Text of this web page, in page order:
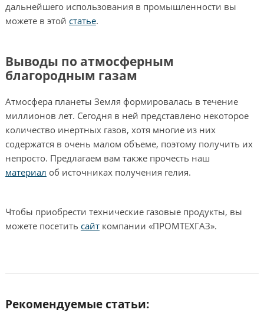
дальнейшего использования в промышленности вы
можете в этой статье.
Выводы по атмосферным
благородным газам
Атмосфера планеты Земля формировалась в течение
миллионов лет. Сегодня в ней представлено некоторое
количество инертных газов, хотя многие из них
содержатся в очень малом объеме, поэтому получить их
непросто. Предлагаем вам также прочесть наш
материал об источниках получения гелия.
Чтобы приобрести технические газовые продукты, вы
можете посетить сайткомпании «ПРОМТЕХГАЗ».
Рекомендуемые статьи: